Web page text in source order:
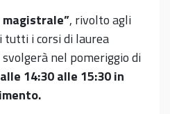
magistrale”, rivolto agli
i corsi di laurea
nel pomeriggio di
14:30 alle 15:30 in